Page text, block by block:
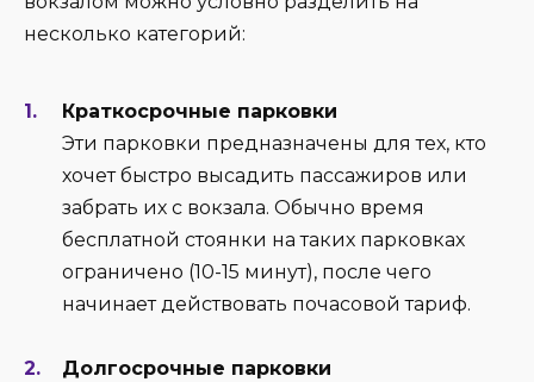
несколько категорий:
Краткосрочные парковки
Эти парковки предназначены для тех, кто
хочет быстро высадить пассажиров или
забрать их с вокзала. Обычно время
бесплатной стоянки на таких парковках
ограничено (10-15 минут), после чего
начинает действовать почасовой тариф.
Долгосрочные парковки